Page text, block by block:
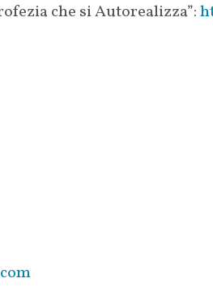
che si Autorealizza”: